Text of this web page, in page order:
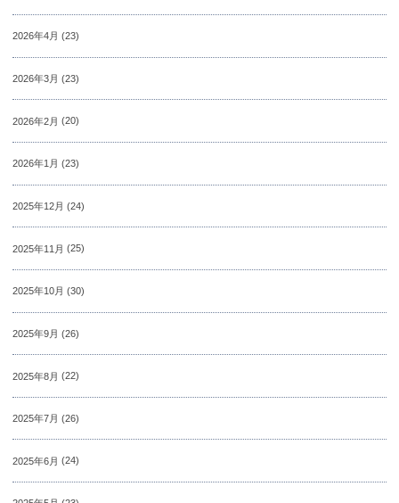
2026年4月 (23)
2026年3月 (23)
2026年2月 (20)
2026年1月 (23)
2025年12月 (24)
2025年11月 (25)
2025年10月 (30)
2025年9月 (26)
2025年8月 (22)
2025年7月 (26)
2025年6月 (24)